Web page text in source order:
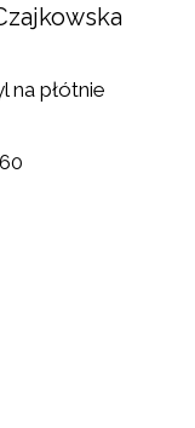
na płótnie